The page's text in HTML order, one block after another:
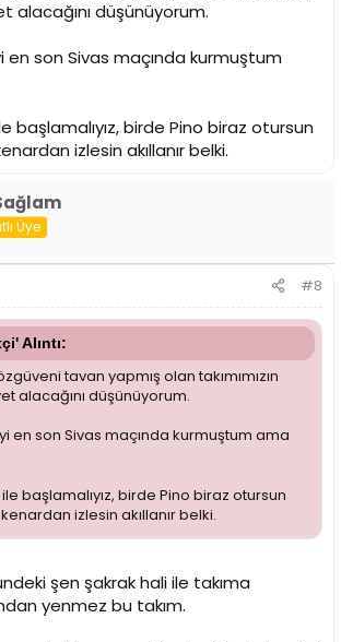
alacağını düşünüyorum.
en son Sivas maçında kurmuştum
başlamalıyız, birde Pino biraz otursun
izlesin akıllanır belki.
Üye
#8
Alıntı:
tavan yapmış olan takımımızın
alacağını düşünüyorum.
en son Sivas maçında kurmuştum ama
başlamalıyız, birde Pino biraz otursun
izlesin akıllanır belki.
şen şakrak hali ile takıma
yenmez bu takım.